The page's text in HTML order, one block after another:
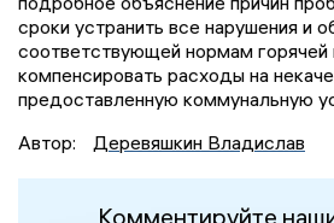
сроки устранить все нарушения и
соответствующей нормам горячей
компенсировать расходы на
предоставленную коммунальную
Автор:
Деревяшкин Владислав
Комментируйте